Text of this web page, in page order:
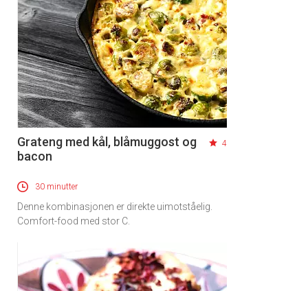
Grateng med kål, blåmuggost og
bacon
4
30 minutter
Denne kombinasjonen er direkte uimotståelig.
Comfort-food med stor C.